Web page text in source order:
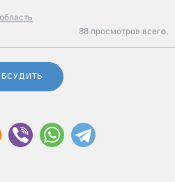
88 просмотров всего.